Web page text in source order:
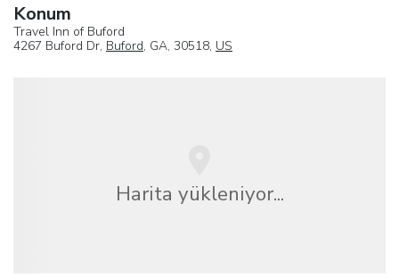
Konum
Travel Inn of Buford
4267 Buford Dr, Buford, GA, 30518, US
Harita yükleniyor...